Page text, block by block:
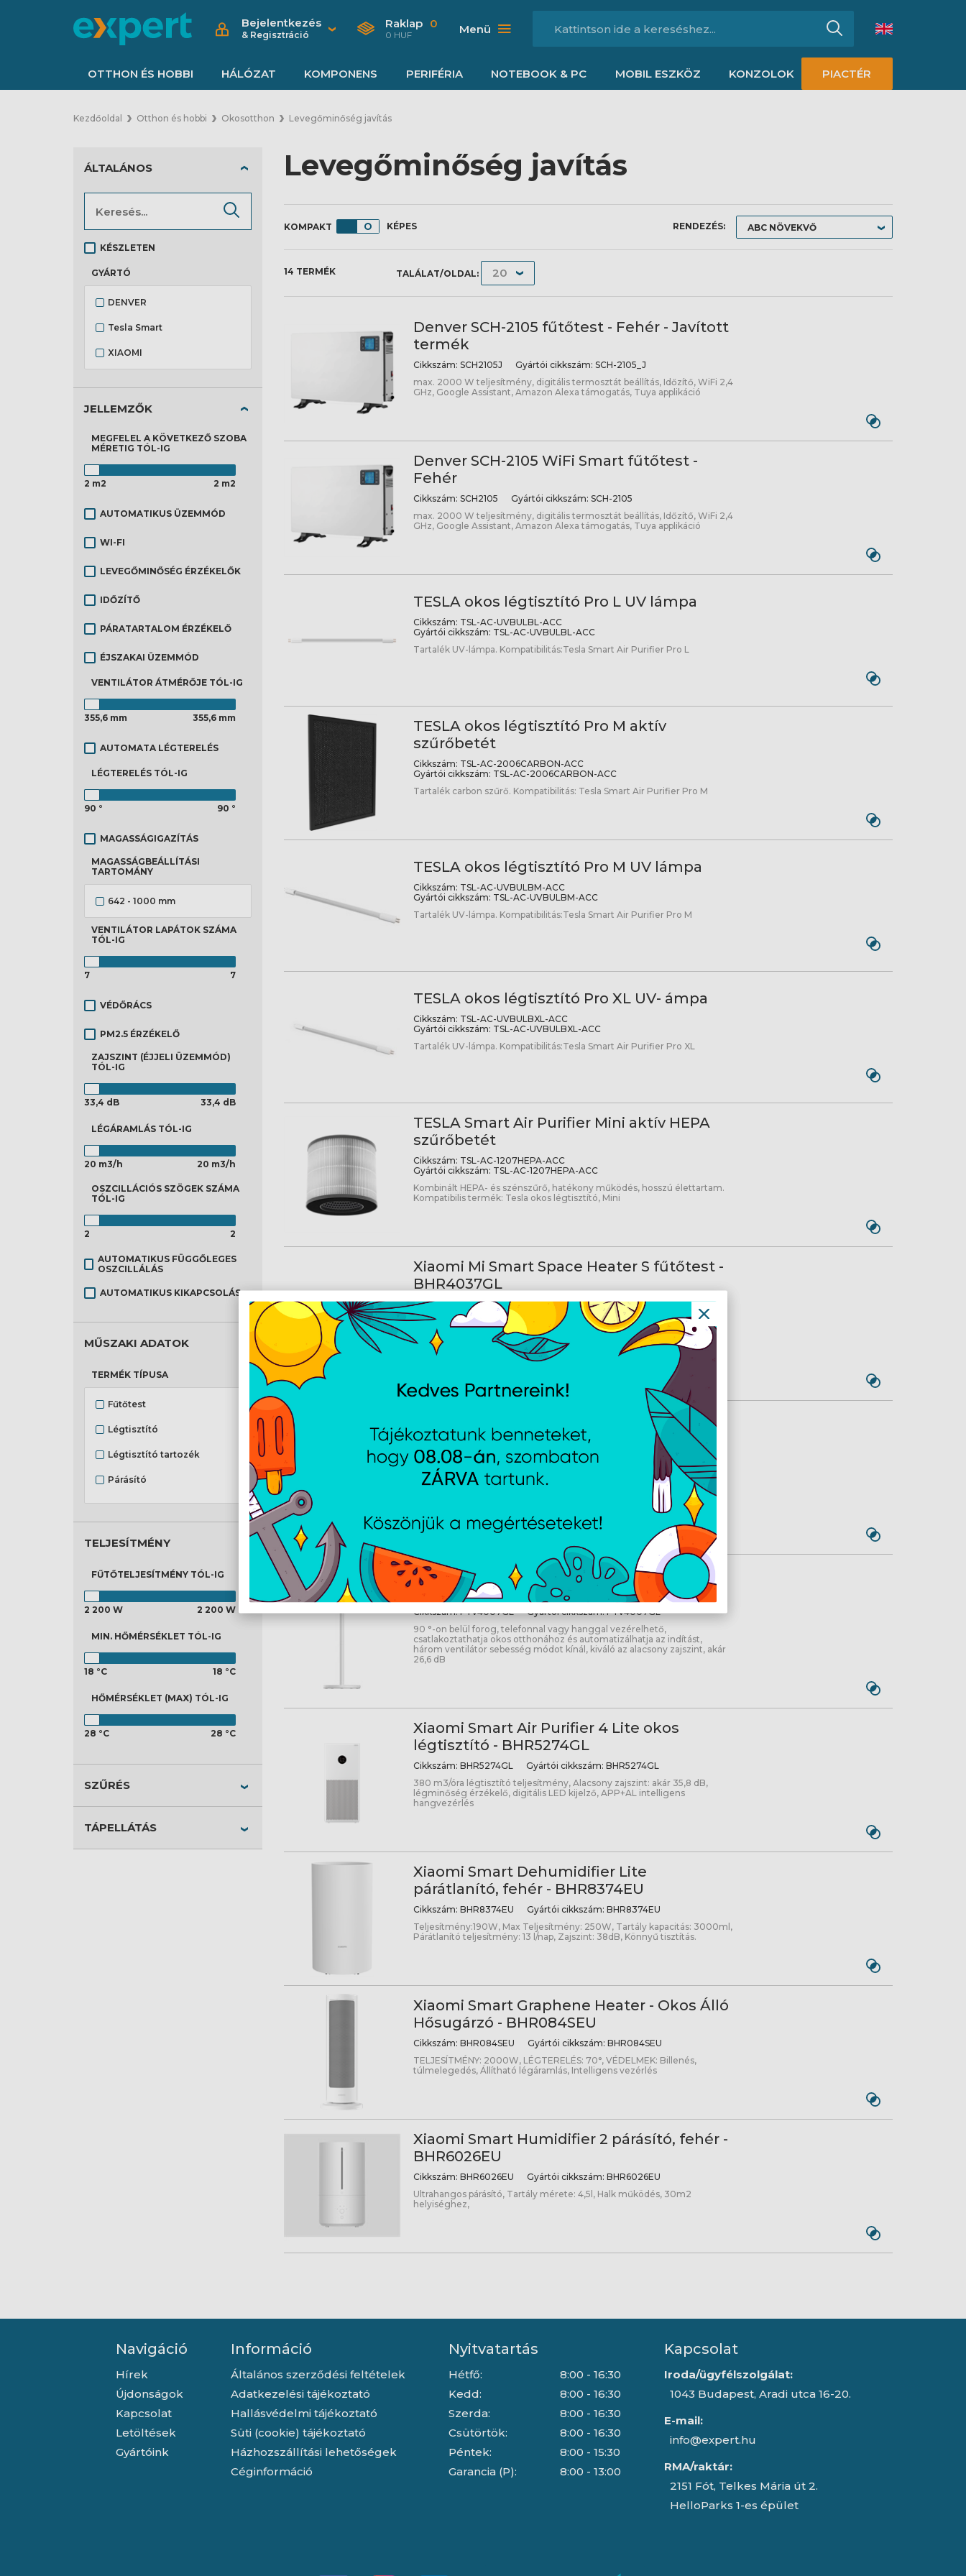
Bejelentkezés
& Regisztráció
Raklap 0
0 HUF Menü
OTTHON ÉS HOBBI HÁLÓZAT KOMPONENS PERIFÉRIA NOTEBOOK & PC MOBIL ESZKÖZ KONZOLOK PIACTÉR
Kezdőoldal Otthon és hobbi Okosotthon Levegőminőség javítás
Levegőminőség javítás
KÉPES RENDEZÉS:
14 TERMÉK TALÁLAT/OLDAL:
Denver SCH-2105 fűtőtest - Fehér - Javított
termék
Cikkszám: SCH2105J Gyártói cikkszám: SCH-2105_J
max. 2000 W teljesítmény, digitális termosztát beállítás, Időzítő, WiFi 2,4
GHz, Google Assistant, Amazon Alexa támogatás, Tuya applikáció
Denver SCH-2105 WiFi Smart fűtőtest -
Fehér
Cikkszám: SCH2105 Gyártói cikkszám: SCH-2105
max. 2000 W teljesítmény, digitális termosztát beállítás, Időzítő, WiFi 2,4
GHz, Google Assistant, Amazon Alexa támogatás, Tuya applikáció
TESLA okos légtisztító Pro L UV lámpa
Cikkszám: TSL-AC-UVBULBL-ACC
Gyártói cikkszám: TSL-AC-UVBULBL-ACC
Tartalék UV-lámpa. Kompatibilitás:Tesla Smart Air Purifier Pro L
TESLA okos légtisztító Pro M aktív
szűrőbetét
Cikkszám: TSL-AC-2006CARBON-ACC
Gyártói cikkszám: TSL-AC-2006CARBON-ACC
Tartalék carbon szűrő. Kompatibilitás: Tesla Smart Air Purifier Pro M
TESLA okos légtisztító Pro M UV lámpa
Cikkszám: TSL-AC-UVBULBM-ACC
Gyártói cikkszám: TSL-AC-UVBULBM-ACC
Tartalék UV-lámpa. Kompatibilitás:Tesla Smart Air Purifier Pro M
TESLA okos légtisztító Pro XL UV- ámpa
Cikkszám: TSL-AC-UVBULBXL-ACC
Gyártói cikkszám: TSL-AC-UVBULBXL-ACC
Tartalék UV-lámpa. Kompatibilitás:Tesla Smart Air Purifier Pro XL
TESLA Smart Air Purifier Mini aktív HEPA
szűrőbetét
Cikkszám: TSL-AC-1207HEPA-ACC
Gyártói cikkszám: TSL-AC-1207HEPA-ACC
Kombinált HEPA- és szénszűrő, hatékony működés, hosszú élettartam.
Kompatibilis termék: Tesla okos légtisztító, Mini
Xiaomi Mi Smart Space Heater S fűtőtest -
BHR4037GL
Cikkszám:BHR4037GL Gyártói cikkszám:BHR4037GL
intelligens konvekciós fűtés, max. 2200 W teljesítmény, digitális
termosztát 6 szinttel (18, 20, 22, 24, 26, 28 ° C), 1, 3, 5 és 12 órás időzítő,
WiFi 2,4 GHz, Mi Home, Google Assistant, Amazon Alexa támogatás.
Fröccsenő vízállóság IPX4. Törölközőtartó
Xiaomi Mi Smart Standing Fan 2 álló
ventilátor - BHR4828GL
Cikkszám:BHR4828GL Gyártói cikkszám:
BHR4828GL
Zajszint 30,2 dB(A) - 55,8 dB(A), hatótávolság akár 14m, légáramlás akár
20 m3/min, 100 állítható sebesség, vízszintes forgás 140°-ban,
függőlegesen 39°-ban, névleges teljesítmény 15W, intelligens időzítő,
Xiaomi Mi Smart Standing Fan 2 Lite - Álló
ventillátor - PYV4007GL
Cikkszám:PYV4007GL Gyártói cikkszám:PYV4007GL
90 °-on belül forog, telefonnal vagy hanggal vezérelhető,
csatlakoztathatja okos otthonához és automatizálhatja az indítást,
három ventilátor sebesség módot kínál, kiváló az alacsony zajszint, akár
26,6 dB
Xiaomi Smart Air Purifier 4 Lite okos
légtisztító - BHR5274GL
Cikkszám: BHR5274GL Gyártói cikkszám: BHR5274GL
380 m3/óra légtisztító teljesítmény, Alacsony zajszint: akár 35,8 dB,
légminőség érzékelő, digitális LED kijelző, APP+AL intelligens
hangvezérlés
Xiaomi Smart Dehumidifier Lite
párátlanító, fehér - BHR8374EU
Cikkszám: BHR8374EU Gyártói cikkszám: BHR8374EU
Teljesítmény:190W, Max Teljesítmény: 250W, Tartály kapacitás: 3000ml,
Párátlanító teljesítmény: 13 l/nap, Zajszint: 38dB, Könnyű tisztítás.
Xiaomi Smart Graphene Heater - Okos Álló
Hősugárzó - BHR084SEU
Cikkszám: BHR084SEU Gyártói cikkszám: BHR084SEU
TELJESÍTMÉNY: 2000W, LÉGTERELÉS: 70°, VÉDELMEK: Billenés,
túlmelegedés, Állítható légáramlás, Intelligens vezérlés
Xiaomi Smart Humidifier 2 párásító, fehér -
BHR6026EU
Cikkszám: BHR6026EU Gyártói cikkszám: BHR6026EU
Ultrahangos párásító, Tartály mérete: 4,5l, Halk működés, 30m2
helyiséghez,
ÁLTALÁNOS
KÉSZLETEN
GYÁRTÓ
DENVER
Tesla Smart
XIAOMI
JELLEMZŐK
MEGFELEL A KÖVETKEZŐ SZOBA
MÉRETIG TÓL-IG
2 m2 2 m2
AUTOMATIKUS ÜZEMMÓD
WI-FI
LEVEGŐMINŐSÉG ÉRZÉKELŐK
IDŐZÍTŐ
PÁRATARTALOM ÉRZÉKELŐ
ÉJSZAKAI ÜZEMMÓD
VENTILÁTOR ÁTMÉRŐJE TÓL-IG
355,6 mm 355,6 mm
AUTOMATA LÉGTERELÉS
LÉGTERELÉS TÓL-IG
90 ° 90 °
MAGASSÁGIGAZÍTÁS
MAGASSÁGBEÁLLÍTÁSI
TARTOMÁNY
642 - 1000 mm
VENTILÁTOR LAPÁTOK SZÁMA
TÓL-IG
7 7
VÉDŐRÁCS
PM2.5 ÉRZÉKELŐ
ZAJSZINT (ÉJJELI ÜZEMMÓD)
TÓL-IG
33,4 dB 33,4 dB
LÉGÁRAMLÁS TÓL-IG
20 m3/h 20 m3/h
OSZCILLÁCIÓS SZÖGEK SZÁMA
TÓL-IG
2 2
AUTOMATIKUS FÜGGŐLEGES
OSZCILLÁLÁS
AUTOMATIKUS KIKAPCSOLÁS
MŰSZAKI ADATOK
TERMÉK TÍPUSA
Fűtőtest
Légtisztító
Légtisztító tartozék
Párásító
Párátlanító
TELJESÍTMÉNY
FŰTŐTELJESÍTMÉNY TÓL-IG
2 200 W 2 200 W
MIN. HŐMÉRSÉKLET TÓL-IG
18 °C 18 °C
HŐMÉRSÉKLET (MAX) TÓL-IG
28 °C 28 °C
SZŰRÉS
TÁPELLÁTÁS
Navigáció
Hírek
Újdonságok
Kapcsolat
Letöltések
Gyártóink
Információ
Általános szerződési feltételek
Adatkezelési tájékoztató
Hallásvédelmi tájékoztató
Süti (cookie) tájékoztató
Házhozszállítási lehetőségek
Céginformáció
Nyitvatartás
Hétfő:
Kedd:
Szerda:
Csütörtök:
Péntek:
Garancia (P):
8:00 - 16:30
8:00 - 16:30
8:00 - 16:30
8:00 - 16:30
8:00 - 15:30
8:00 - 13:00
Kapcsolat
Iroda/ügyfélszolgálat:
1043 Budapest, Aradi utca 16-20.
E-mail:
info@expert.hu
RMA/raktár:
2151 Fót, Telkes Mária út 2.
HelloParks 1-es épület